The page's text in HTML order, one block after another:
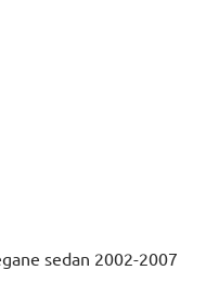
sedan 2002-2007